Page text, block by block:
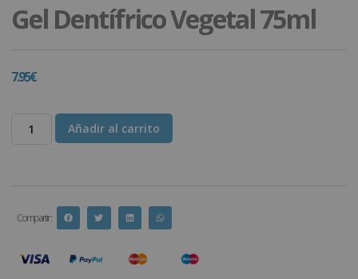
Gel Dentífrico Vegetal 75ml
7.95€
Añadir al carrito
Compartir :